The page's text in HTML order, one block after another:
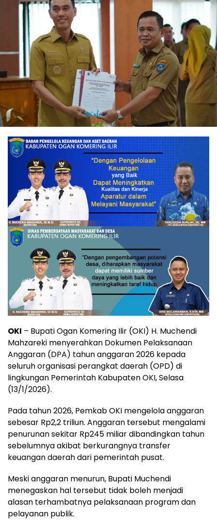
OKI – Bupati Ogan Komering Ilir (OKI) H. Muchendi
Mahzareki menyerahkan Dokumen Pelaksanaan
Anggaran (DPA) tahun anggaran 2026 kepada
seluruh organisasi perangkat daerah (OPD) di
lingkungan Pemerintah Kabupaten OKI, Selasa
(13/1/2026).
Pada tahun 2026, Pemkab OKI mengelola anggaran
sebesar Rp2,2 triliun. Anggaran tersebut mengalami
penurunan sekitar Rp245 miliar dibandingkan tahun
sebelumnya akibat berkurangnya transfer
keuangan daerah dari pemerintah pusat.
Meski anggaran menurun, Bupati Muchendi
menegaskan hal tersebut tidak boleh menjadi
alasan terhambatnya pelaksanaan program dan
pelayanan publik.